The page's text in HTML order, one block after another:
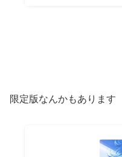
限定版なんかもあります